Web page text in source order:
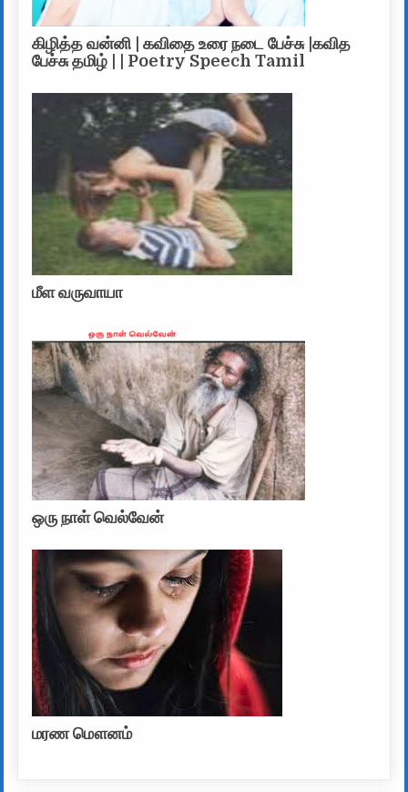
கிழித்த வன்னி | கவிதை உரை நடை பேச்சு |கவித
பேச்சு தமிழ் | | Poetry Speech Tamil
மீள வருவாயா
ஒரு நாள் வெல்வேன்
மரண மௌனம்